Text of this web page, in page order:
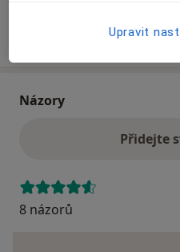
Názory
Přidejte
8 názorů
Upravit